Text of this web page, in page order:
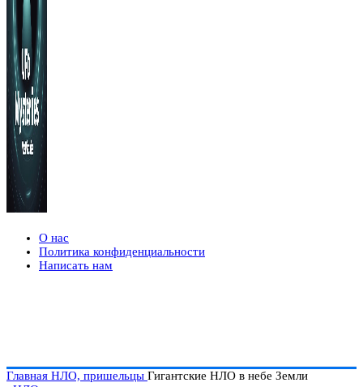
О нас
Политика конфиденциальности
Написать нам
Главная НЛО, пришельцы Гигантские НЛО в небе Земли